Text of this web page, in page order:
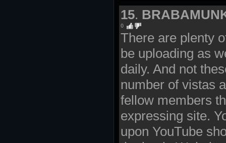
15.
0
There are plenty
be uploading as
daily. And not
number of vistas
fellow members
expressing site.
upon YouTube